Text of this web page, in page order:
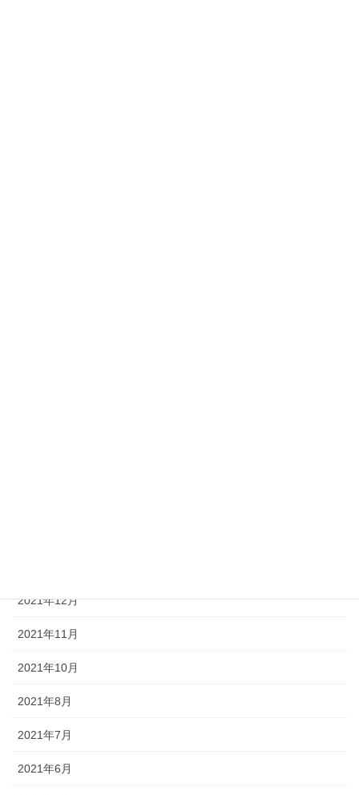
2021年12月
2021年11月
2021年10月
2021年8月
2021年7月
2021年6月